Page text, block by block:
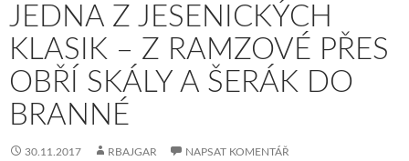
JEDNA Z JESENICKÝCH
KLASIK – Z RAMZOVÉ PŘES
OBŘÍ SKÁLY A ŠERÁK DO
BRANNÉ
30.11.2017 RBAJGAR NAPSAT KOMENTÁŘ